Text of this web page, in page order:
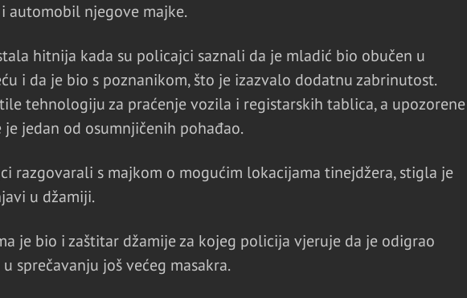
automobil njegove majke.
hitnija kada su policajci saznali da je mladić bio obučen u
i da je bio s poznanikom, što je izazvalo dodatnu zabrinutost.
tehnologiju za praćenje vozila i registarskih tablica, a upozorene
je jedan od osumnjičenih pohađao.
razgovarali s majkom o mogućim lokacijama tinejdžera, stigla je
u džamiji.
je bio i zaštitar džamije za kojeg policija vjeruje da je odigrao
sprečavanju još većeg masakra.